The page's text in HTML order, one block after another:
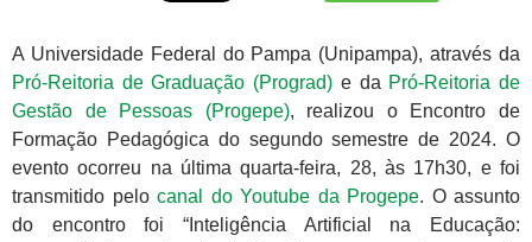
A Universidade Federal do Pampa (Unipampa), através da
Pró-Reitoria de Graduação (Prograd) e da Pró-Reitoria de
Gestão de Pessoas (Progepe), realizou o Encontro de
Formação Pedagógica do segundo semestre de 2024. O
evento ocorreu na última quarta-feira, 28, às 17h30, e foi
transmitido pelo canal do Youtube da Progepe. O assunto
do encontro foi “Inteligência Artificial na Educação: